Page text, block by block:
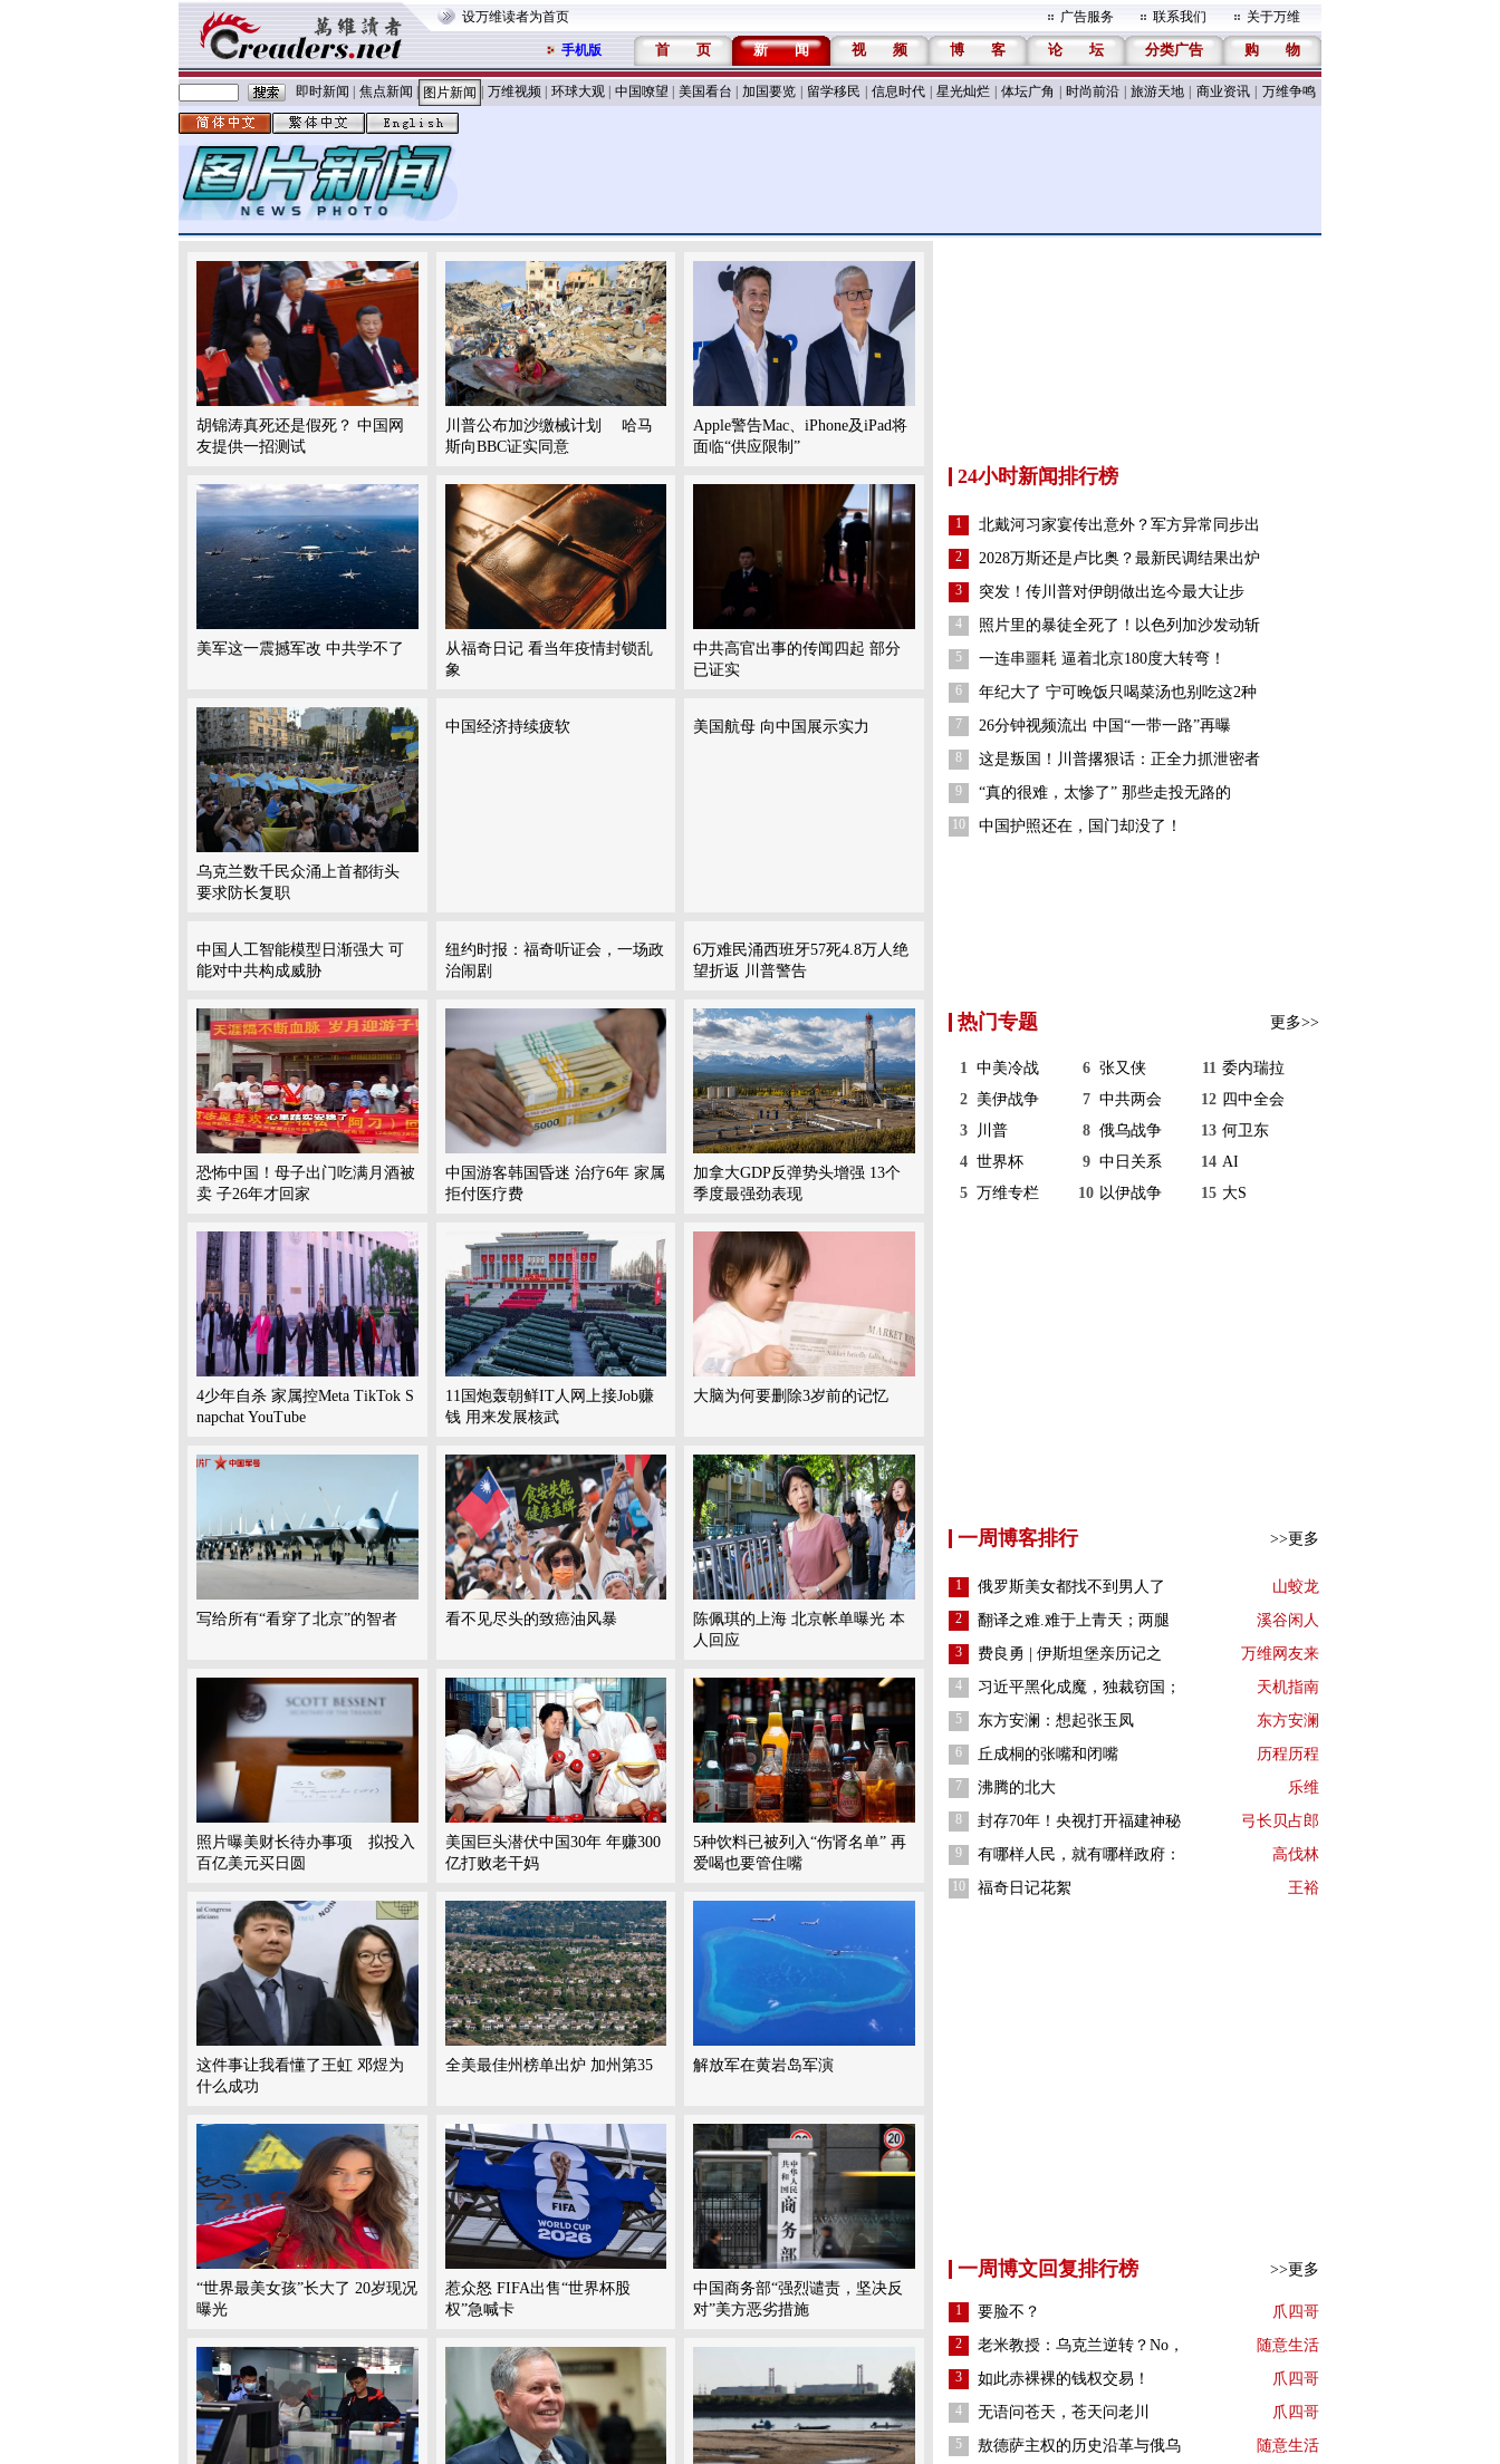
设万维读者为首页 广告服务 联系我们 关于万维
手机版 首 页 新 闻 视 频 博 客 论 坛 分类广告 购 物
即时新闻 焦点新闻 图片新闻 万维视频 环球大观 中国嘹望 美国看台 加国要览 留学移民 信息时代 星光灿烂 体坛广角 时尚前沿 旅游天地 商业资讯 万维争鸣
胡锦涛真死还是假死？ 中国网
友提供一招测试
川普公布加沙缴械计划 哈马
斯向BBC证实同意
Apple警告Mac、iPhone及iPad将
面临“供应限制”
美军这一震撼军改 中共学不了
从福奇日记 看当年疫情封锁乱
象
中共高官出事的传闻四起 部分
已证实
乌克兰数千民众涌上首都街头
要求防长复职
中国经济持续疲软 美国航母 向中国展示实力
中国人工智能模型日渐强大 可
能对中共构成威胁
纽约时报：福奇听证会，一场政
治闹剧
6万难民涌西班牙57死4.8万人绝
望折返 川普警告
恐怖中国！母子出门吃满月酒被
卖 子26年才回家
中国游客韩国昏迷 治疗6年 家属
拒付医疗费
加拿大GDP反弹势头增强 13个
季度最强劲表现
4少年自杀 家属控Meta TikTok S
napchat YouTube
11国炮轰朝鲜IT人网上接Job赚
钱 用来发展核武
大脑为何要删除3岁前的记忆
写给所有“看穿了北京”的智者 看不见尽头的致癌油风暴
陈佩琪的上海 北京帐单曝光 本
人回应
照片曝美财长待办事项 拟投入
百亿美元买日圆
美国巨头潜伏中国30年 年赚300
亿打败老干妈
5种饮料已被列入“伤肾名单” 再
爱喝也要管住嘴
这件事让我看懂了王虹 邓煜为
什么成功
全美最佳州榜单出炉 加州第35 解放军在黄岩岛军演
“世界最美女孩”长大了 20岁现况
曝光
惹众怒 FIFA出售“世界杯股
权”急喊卡
中国商务部“强烈谴责，坚决反
对”美方恶劣措施
24小时新闻排行榜
1 北戴河习家宴传出意外？军方异常同步出
2 2028万斯还是卢比奥？最新民调结果出炉
3 突发！传川普对伊朗做出迄今最大让步
4 照片里的暴徒全死了！以色列加沙发动斩
5 一连串噩耗 逼着北京180度大转弯！
6 年纪大了 宁可晚饭只喝菜汤也别吃这2种
7 26分钟视频流出 中国“一带一路”再曝
8 这是叛国！川普撂狠话：正全力抓泄密者
9 “真的很难，太惨了” 那些走投无路的
10 中国护照还在，国门却没了！
热门专题 更多>>
1 中美冷战
2
美伊战争
3
川普
4 世界杯
5 万维专栏
6 张又侠
7 中共两会
8 俄乌战争
9 中日关系
10 以伊战争
11 委内瑞拉
12 四中全会
13 何卫东
14 AI
15 大S
一周博客排行 >>更多
1 俄罗斯美女都找不到男人了 山蛟龙
2 翻译之难.难于上青天；两腿 溪谷闲人
3 费良勇 | 伊斯坦堡亲历记之 万维网友来
4 习近平黑化成魔，独裁窃国； 天机指南
5 东方安澜：想起张玉凤 东方安澜
6 丘成桐的张嘴和闭嘴 历程历程
7 沸腾的北大 乐维
8 封存70年！央视打开福建神秘 弓长贝占郎
9 有哪样人民，就有哪样政府： 高伐林
10 福奇日记花絮 王裕
一周博文回复排行榜 >>更多
1 要脸不？ 爪四哥
2 老米教授：乌克兰逆转？No， 随意生活
3 如此赤裸裸的钱权交易！ 爪四哥
4 无语问苍天，苍天问老川 爪四哥
5 敖德萨主权的历史沿革与俄乌 随意生活